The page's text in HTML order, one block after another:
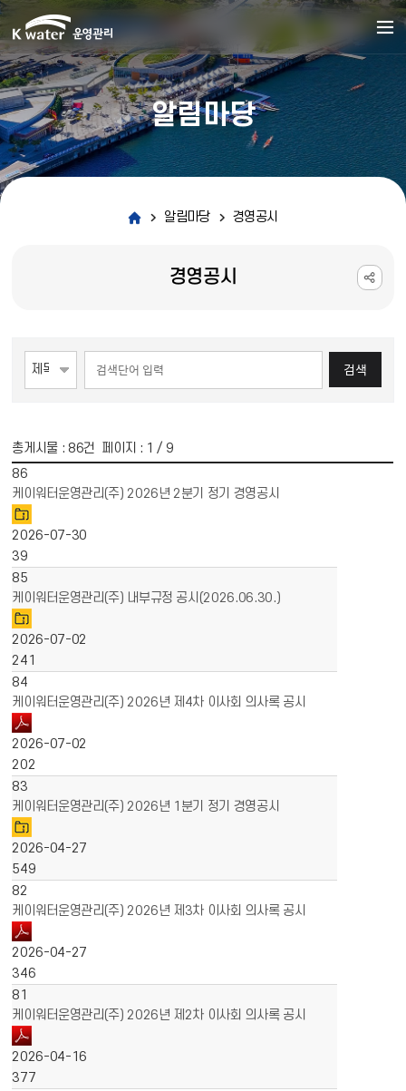
알림마당
알림마당 경영공시
경영공시
검색
총게시물 : 86건 페이지 : 1 / 9
86
케이워터운영관리(주) 2026년 2분기 정기 경영공시
2026-07-30
39
85
케이워터운영관리(주) 내부규정 공시(2026.06.30.)
2026-07-02
241
84
케이워터운영관리(주) 2026년 제4차 이사회 의사록 공시
2026-07-02
202
83
케이워터운영관리(주) 2026년 1분기 정기 경영공시
2026-04-27
549
82
케이워터운영관리(주) 2026년 제3차 이사회 의사록 공시
2026-04-27
346
81
케이워터운영관리(주) 2026년 제2차 이사회 의사록 공시
2026-04-16
377